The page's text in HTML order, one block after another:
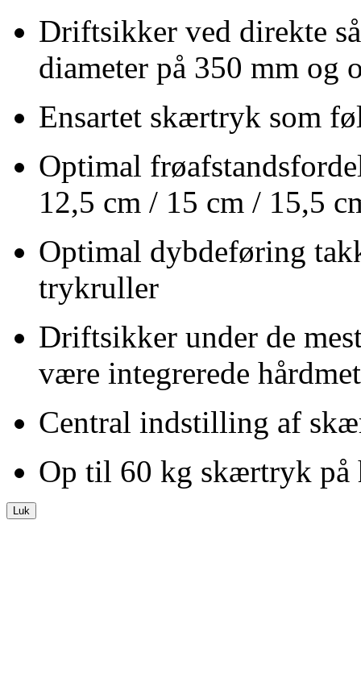
Driftsikker ved direkte
diameter på 350 mm og
Ensartet skærtryk som
Optimal
12,5 cm / 15 cm / 15,5
Optimal dybdeføring
trykruller
Driftsikker under de
være integrerede
Central indstilling af
Op til 60 kg skærtryk på
Luk